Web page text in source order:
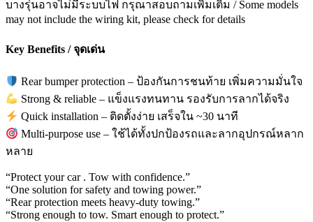
บางรุ่นอาจไม่มีระบบไฟ กรุณาสอบถามเพิ่มเติม / Some models
may not include the wiring kit, please check for details
Key Benefits / จุดเด่น
Rear bumper protection – ป้องกันการชนท้าย เพิ่มความมั่นใจ
Strong & reliable – แข็งแรงทนทาน รองรับการลากได้จริง
Quick installation – ติดตั้งง่าย เสร็จใน ~30 นาที
Multi-purpose use – ใช้ได้ทั้งปกป้องรถและลากอุปกรณ์หลาก
หลาย
“Protect your car . Tow with confidence.”
“One solution for safety and towing power.”
“Rear protection meets heavy-duty towing.”
“Strong enough to tow. Smart enough to protect.”